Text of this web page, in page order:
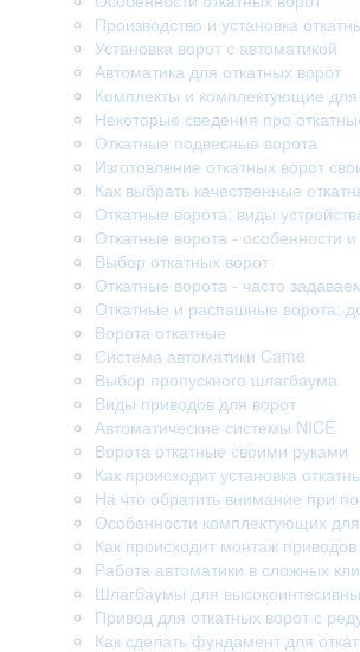
Производство и установка
Установка ворот с автоматикой
Автоматика для откатных ворот
Комплекты и комплектующие для
Некоторые сведения про
Откатные подвесные ворота
Изготовление откатных ворот
Как выбрать качественные
Откатные ворота: виды
Откатные ворота - особенности и
Выбор откатных ворот
Откатные ворота - часто
Откатные и распашные ворота:
Ворота откатные
Система автоматики Came
Выбор пропускного шлагбаума
Виды приводов для ворот
Автоматические системы NICE
Ворота откатные своими руками
Как происходит установка
На что обратить внимание при
Особенности комплектующих
Как происходит монтаж
Работа автоматики в сложных
Шлагбаумы для
Привод для откатных ворот с
Как сделать фундамент для